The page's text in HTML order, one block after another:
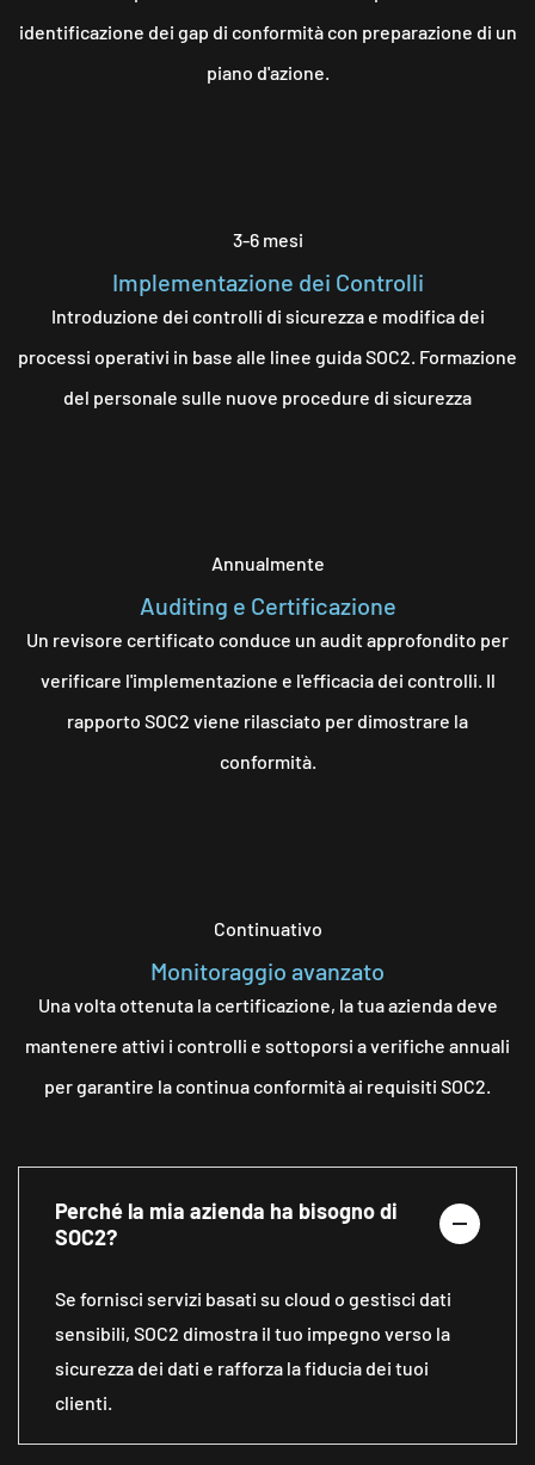
identificazione dei gap di conformità con preparazione di un
piano d'azione.
3-6 mesi
Implementazione dei Controlli
Introduzione dei controlli di sicurezza e modifica dei
processi operativi in base alle linee guida SOC2. Formazione
del personale sulle nuove procedure di sicurezza
Annualmente
Auditing e Certificazione
Un revisore certificato conduce un audit approfondito per
verificare l'implementazione e l'efficacia dei controlli. Il
rapporto SOC2 viene rilasciato per dimostrare la
conformità.
Continuativo
Monitoraggio avanzato
Una volta ottenuta la certificazione, la tua azienda deve
mantenere attivi i controlli e sottoporsi a verifiche annuali
per garantire la continua conformità ai requisiti SOC2.
Perché la mia azienda ha bisogno di
SOC2?
Se fornisci servizi basati su cloud o gestisci dati
sensibili, SOC2 dimostra il tuo impegno verso la
sicurezza dei dati e rafforza la fiducia dei tuoi
clienti.